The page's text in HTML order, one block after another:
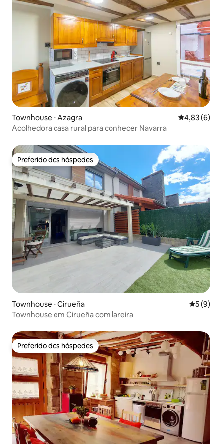
Townhouse ⋅ Azagra 4,83 de uma
4,83 (6)
Acolhedora casa rural para conhecer Navarra
Preferido dos hóspedes
Preferido dos hóspedes
Townhouse ⋅ Cirueña 5 de
5 (9)
Townhouse em Cirueña com lareira
Preferido dos hóspedes
Preferido dos hóspedes